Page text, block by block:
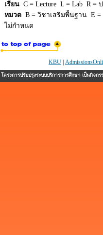
เรียน C = Lecture L = Lab R =
หมวด B = วิชาเสริมพื้นฐาน E
ไม่กำหนด
KBU
โครงการปรับปรุงระบบบริการการศึกษา เป็นกิ